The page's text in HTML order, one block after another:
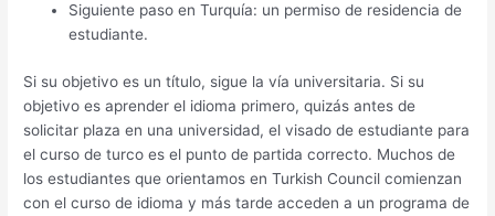
Siguiente paso en Turquía: un permiso de residencia de
estudiante.
Si su objetivo es un título, sigue la vía universitaria. Si su
objetivo es aprender el idioma primero, quizás antes de
solicitar plaza en una universidad, el visado de estudiante para
el curso de turco es el punto de partida correcto. Muchos de
los estudiantes que orientamos en Turkish Council comienzan
con el curso de idioma y más tarde acceden a un programa de